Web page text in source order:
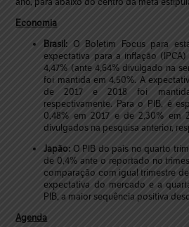
Economia
Brasil: O Boletim Focus para
expectativa para a inflação
4,47% (ante 4,64% divulgado na
foi mantida em 4,50%. A
de 2017 e 2018 foi
respectivamente. Para o PIB, é
0,48% em 2017 e de 2,30% em
divulgados na pesquisa anterior,
Japão: O PIB do país no quarto
de 0,4% ante o reportado no
comparação com igual trimestre
expectativa do mercado e a
PIB, a maior sequência positiva
Agenda